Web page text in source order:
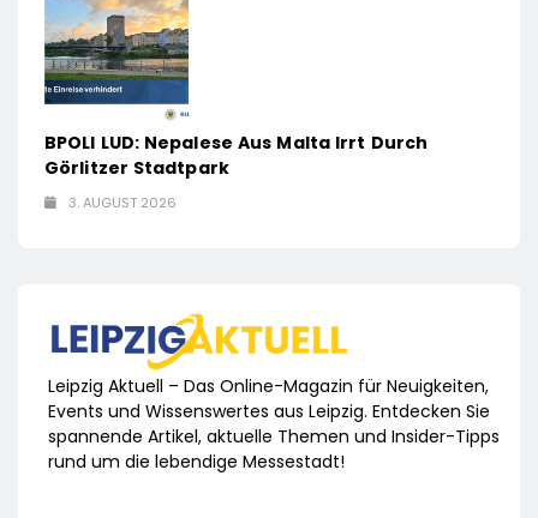
BPOLI LUD: Nepalese Aus Malta Irrt Durch
Görlitzer Stadtpark
3. AUGUST 2026
Leipzig Aktuell – Das Online-Magazin für Neuigkeiten,
Events und Wissenswertes aus Leipzig. Entdecken Sie
spannende Artikel, aktuelle Themen und Insider-Tipps
rund um die lebendige Messestadt!